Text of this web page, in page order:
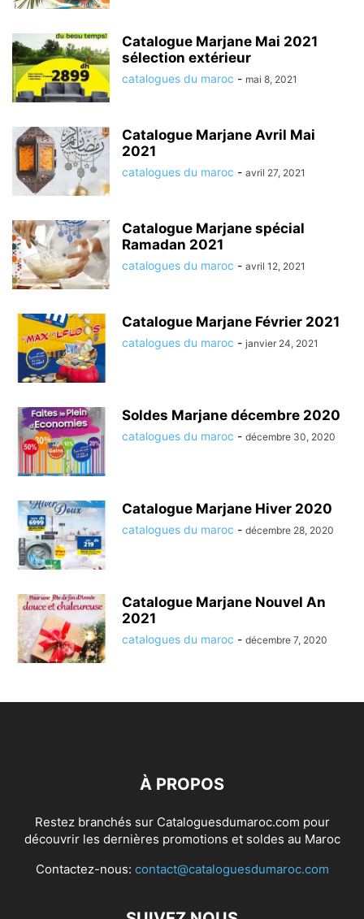
Catalogue Marjane Mai 2021
sélection extérieur
catalogues du maroc - mai 8, 2021
Catalogue Marjane Avril Mai
2021
catalogues du maroc - avril 27, 2021
Catalogue Marjane spécial
Ramadan 2021
catalogues du maroc - avril 12, 2021
Catalogue Marjane Février 2021
catalogues du maroc - janvier 24, 2021
Soldes Marjane décembre 2020
catalogues du maroc - décembre 30, 2020
Catalogue Marjane Hiver 2020
catalogues du maroc - décembre 28, 2020
Catalogue Marjane Nouvel An
2021
catalogues du maroc - décembre 7, 2020
À PROPOS
Restez branchés sur Cataloguesdumaroc.com pour
découvrir les dernières promotions et soldes au Maroc
Contactez-nous: contact@cataloguesdumaroc.com